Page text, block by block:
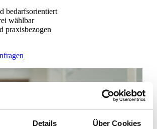
Details Über Cookies
bedarfsorientiert
wählbar
praxisbezogen